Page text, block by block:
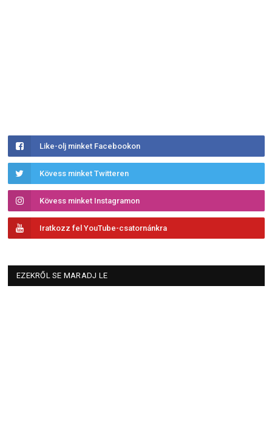
Like-olj minket Facebookon
Kövess minket Twitteren
Kövess minket Instagramon
Iratkozz fel YouTube-csatornánkra
EZEKRŐL SE MARADJ LE